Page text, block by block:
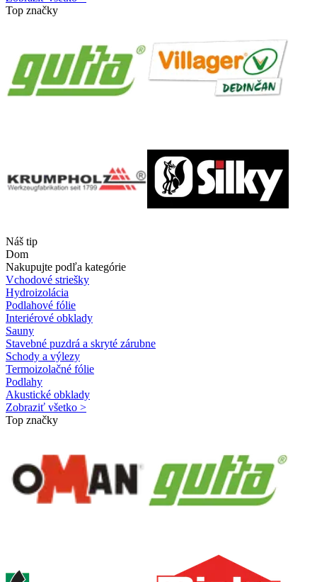
Top značky
Náš tip
Dom
Nakupujte podľa kategórie
Vchodové striešky
Hydroizolácia
Podlahové fólie
Interiérové obklady
Sauny
Stavebné puzdrá a skryté zárubne
Schody a výlezy
Termoizolačné fólie
Podlahy
Akustické obklady
Zobraziť všetko >
Top značky